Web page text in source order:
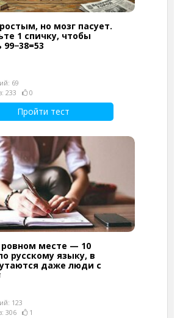
но мозг пасует.
1 спичку, чтобы
69
233
0
Пройти тест
ровном месте — 10
русскому языку, в
даже люди с
123
306
1